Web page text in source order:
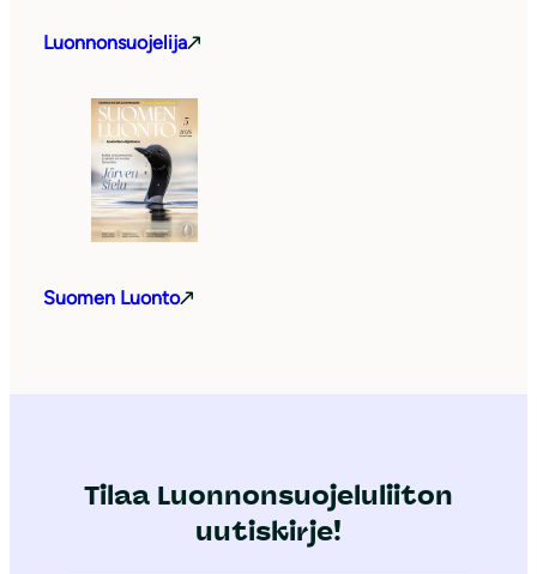
Luonnonsuojelija
Suomen Luonto
Tilaa Luonnonsuojeluliiton
uutiskirje!